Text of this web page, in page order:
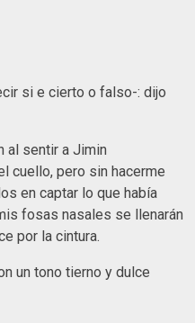
si e cierto o falso-: dijo
al sentir a Jimin
cuello, pero sin hacerme
en captar lo que había
fosas nasales se llenarán
por la cintura.
un tono tierno y dulce